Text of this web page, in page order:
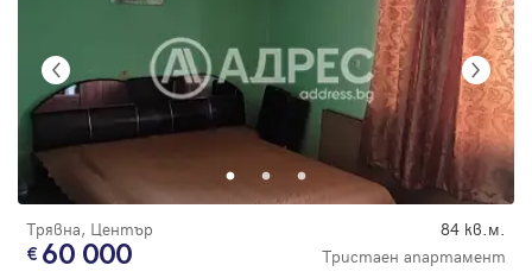
Трявна, Център 84 кв.м.
60 000 Тристаен апартамент